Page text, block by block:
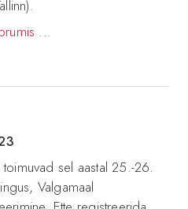
...
sel aastal 25.-26.
Valgamaal